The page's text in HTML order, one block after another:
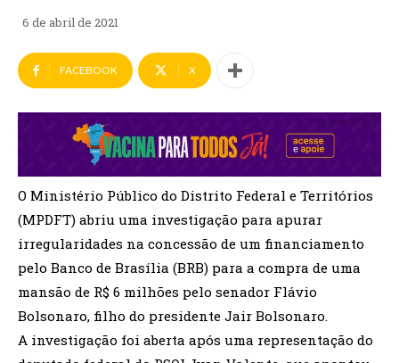
6 de abril de 2021
FACEBOOK X
O Ministério Público do Distrito Federal e Territórios
(MPDFT) abriu uma investigação para apurar
irregularidades na concessão de um financiamento
pelo Banco de Brasília (BRB) para a compra de uma
mansão de R$ 6 milhões pelo senador Flávio
Bolsonaro, filho do presidente Jair Bolsonaro.
A investigação foi aberta após uma representação do